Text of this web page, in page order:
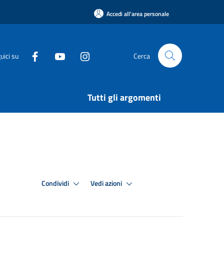
Accedi all'area personale
su Cerca
Tutti gli argomenti
Condividi Vedi azioni